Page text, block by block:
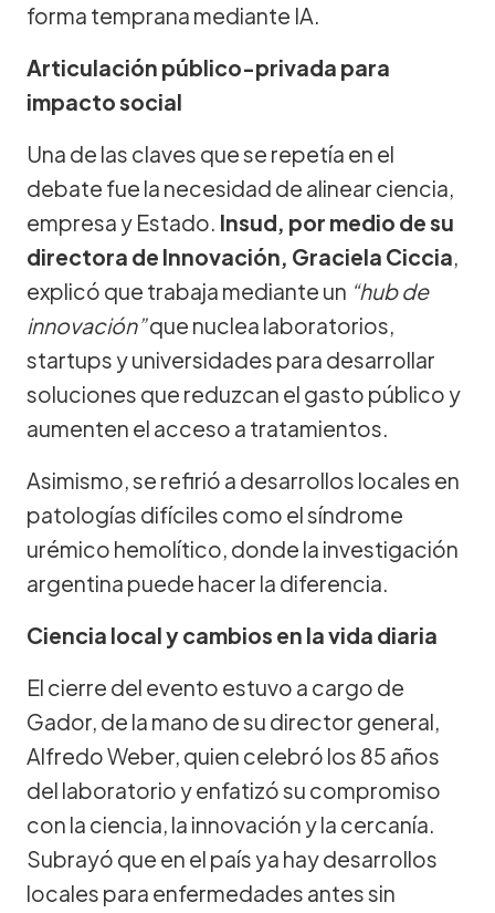
forma temprana mediante IA.
Articulación público-privada para
impacto social
Una de las claves que se repetía en el
debate fue la necesidad de alinear ciencia,
empresa y Estado. Insud, por medio de su
directora de Innovación, Graciela Ciccia,
explicó que trabaja mediante un “hub de
innovación”que nuclea laboratorios,
startups y universidades para desarrollar
soluciones que reduzcan el gasto público y
aumenten el acceso a tratamientos.
Asimismo, se refirió a desarrollos locales en
patologías difíciles como el síndrome
urémico hemolítico, donde la investigación
argentina puede hacer la diferencia.
Ciencia local y cambios en la vida diaria
El cierre del evento estuvo a cargo de
Gador, de la mano de su director general,
Alfredo Weber, quien celebró los 85 años
del laboratorio y enfatizó su compromiso
con la ciencia, la innovación y la cercanía.
Subrayó que en el país ya hay desarrollos
locales para enfermedades antes sin